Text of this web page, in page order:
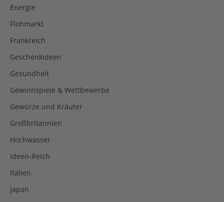
Energie
Flohmarkt
Frankreich
Geschenkideen
Gesundheit
Gewinnspiele & Wettbewerbe
Gewürze und Kräuter
Großbritannien
Hochwasser
Ideen-Reich
Italien
Japan